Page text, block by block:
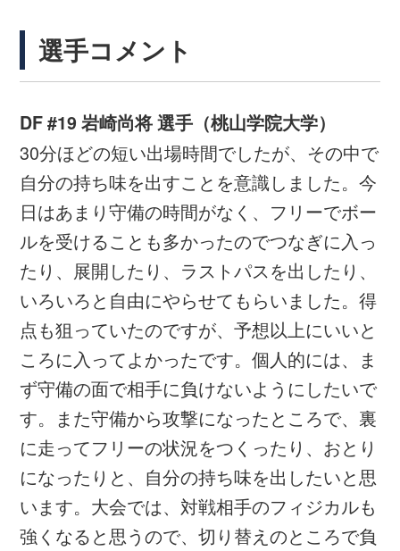
8月19日(土) 11:00
vs マレーシア
8月25日(金) TBC
順位決定戦
8月27日(日)
TBC
順位決定戦
8月29日(火)
TBC 順位決定戦
※時間はすべて現地時間
※スケジュールは、チームのコンディション
や天候等により急きょ変更する場合がありま
す。
第29回ユニバーシアード競技大会（2017/
台北）
2017/8/18(金)～2017/8/29(火)
大会情報はこちら
関連情報
ユニバーシアード日本代表
第29回ユニバーシアード競技大会（2017/台北）
関連ニュース